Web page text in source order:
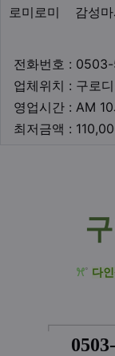
로미로미 감성
전화번호 :
업체위치 : 구로
영업시간 : AM
최저금액 :
구
ꕮ˚ 다
┏━━━━